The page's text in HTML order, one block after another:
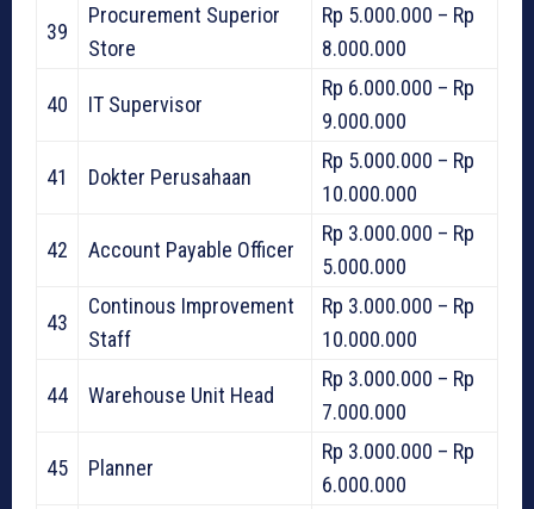
39
Procurement Superior
Store
Rp 5.000.000 – Rp
8.000.000
40 IT Supervisor
Rp 6.000.000 – Rp
9.000.000
41 Dokter Perusahaan
Rp 5.000.000 – Rp
10.000.000
42 Account Payable Officer
Rp 3.000.000 – Rp
5.000.000
43
Continous Improvement
Staff
Rp 3.000.000 – Rp
10.000.000
44 Warehouse Unit Head
Rp 3.000.000 – Rp
7.000.000
45 Planner
Rp 3.000.000 – Rp
6.000.000